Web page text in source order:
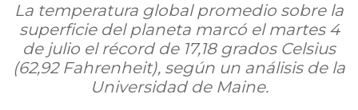
La temperatura global promedio sobre la
superficie del planeta marcó el martes 4
de julio el récord de 17,18 grados Celsius
(62,92 Fahrenheit), según un análisis de la
Universidad de Maine.